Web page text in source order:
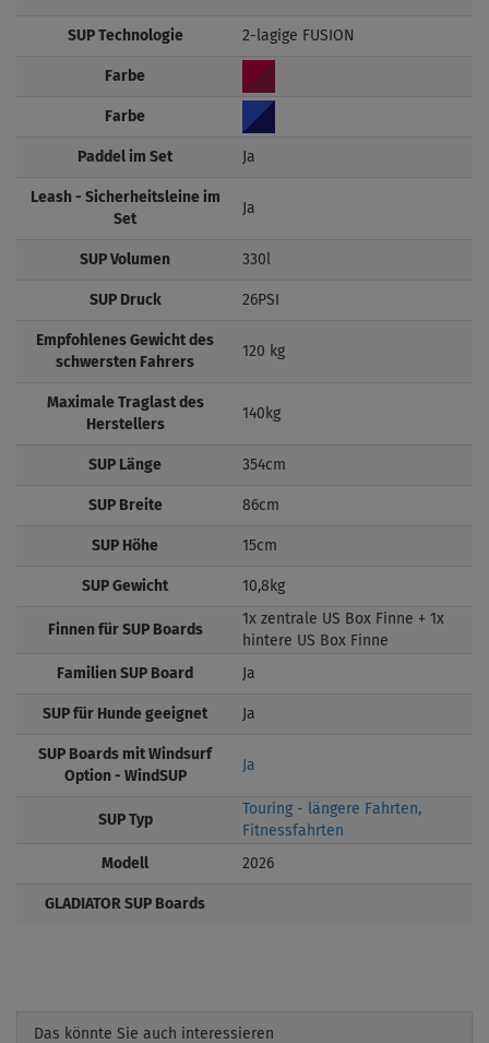
SUP Technologie 2-lagige FUSION
Farbe
Farbe
Paddel im Set Ja
Leash - Sicherheitsleine im
Set
Ja
SUP Volumen 330l
SUP Druck 26PSI
Empfohlenes Gewicht des
schwersten Fahrers
120 kg
Maximale Traglast des
Herstellers
140kg
SUP Länge 354cm
SUP Breite 86cm
SUP Höhe 15cm
SUP Gewicht 10,8kg
Finnen für SUP Boards
1x zentrale US Box Finne + 1x
hintere US Box Finne
Familien SUP Board Ja
SUP für Hunde geeignet Ja
SUP Boards mit Windsurf
Option - WindSUP
Ja
SUP Typ
Touring - längere Fahrten,
Fitnessfahrten
Modell 2026
GLADIATOR SUP Boards
Das könnte Sie auch interessieren